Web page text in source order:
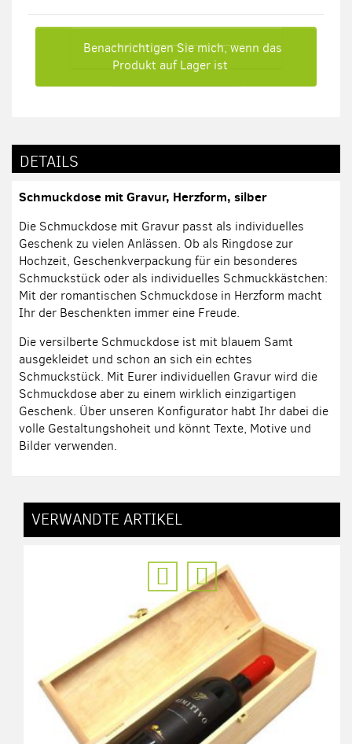
Benachrichtigen Sie mich, wenn das
Produkt auf Lager ist
DETAILS
Schmuckdose mit Gravur, Herzform, silber
Die Schmuckdose mit Gravur passt als individuelles
Geschenk zu vielen Anlässen. Ob als Ringdose zur
Hochzeit, Geschenkverpackung für ein besonderes
Schmuckstück oder als individuelles Schmuckkästchen:
Mit der romantischen Schmuckdose in Herzform macht
Ihr der Beschenkten immer eine Freude.
Die versilberte Schmuckdose ist mit blauem Samt
ausgekleidet und schon an sich ein echtes
Schmuckstück. Mit Eurer individuellen Gravur wird die
Schmuckdose aber zu einem wirklich einzigartigen
Geschenk. Über unseren Konfigurator habt Ihr dabei die
volle Gestaltungshoheit und könnt Texte, Motive und
Bilder verwenden.
VERWANDTE ARTIKEL